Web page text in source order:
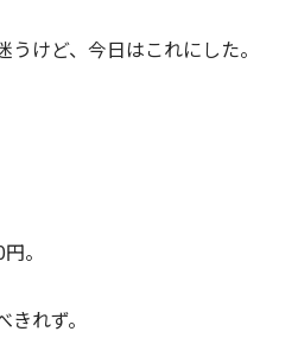
けど、今日はこれにした。
。
れず。